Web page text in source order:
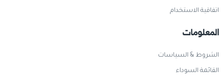
اتفاقية الاستخدام
المعلومات
الشروط & السياسات
القائمة السوداء